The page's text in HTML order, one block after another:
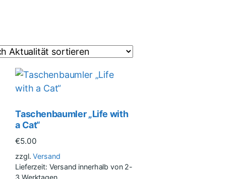
Taschenbaumler „Life with
a Cat“
€5.00
zzgl.Versand
Lieferzeit: Versand innerhalb von 2-
3 Werktagen